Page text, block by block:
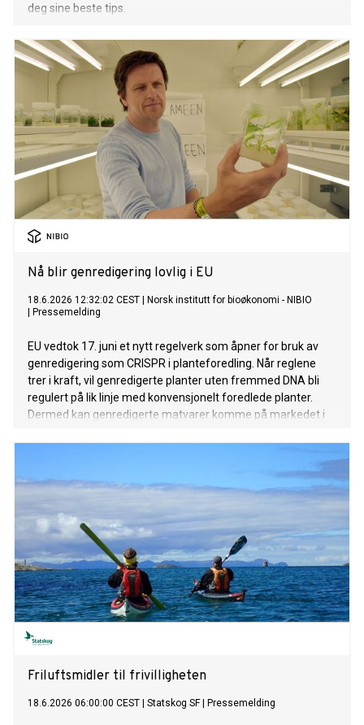
deg sine beste tips.
Nå blir genredigering lovlig i EU
18.6.2026 12:32:02 CEST
Norsk institutt for bioøkonomi - NIBIO
Pressemelding
EU vedtok 17. juni et nytt regelverk som åpner for bruk av
genredigering som CRISPR i planteforedling. Når reglene
trer i kraft, vil genredigerte planter uten fremmed DNA bli
regulert på lik linje med konvensjonelt foredlede planter.
Dermed kan genredigerte matvarer komme på markedet i
Friluftsmidler til frivilligheten
18.6.2026 06:00:00 CEST Statskog SF| Pressemelding